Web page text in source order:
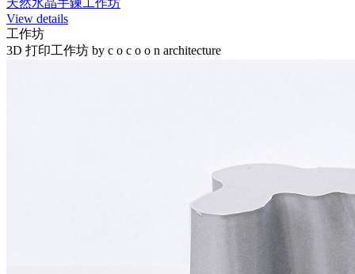
天然水晶手鍊工作坊
View details
工作坊
3D 打印工作坊 by c o c o o n architecture